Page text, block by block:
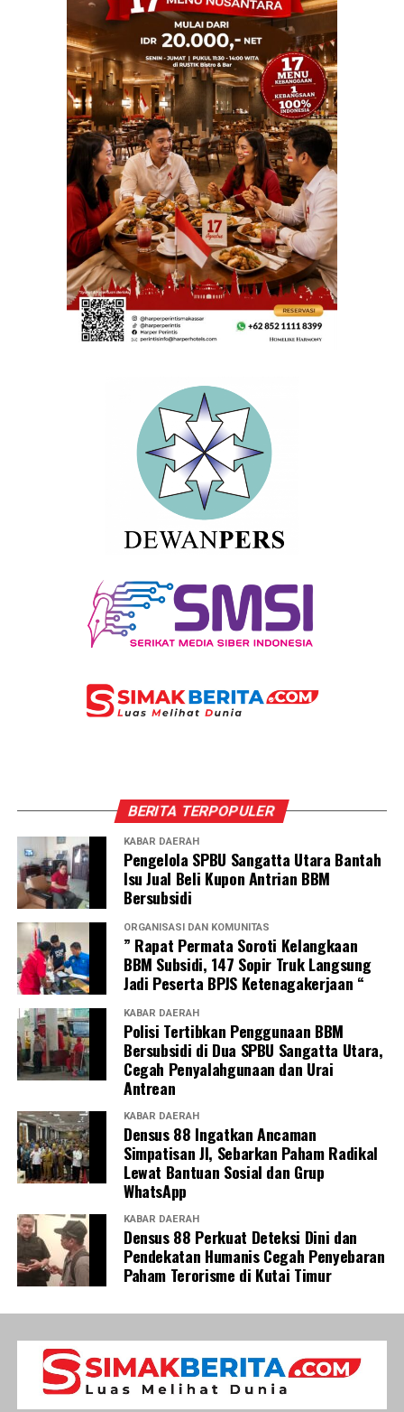
BERITA TERPOPULER
KABAR DAERAH
Pengelola SPBU Sangatta Utara Bantah
Isu Jual Beli Kupon Antrian BBM
Bersubsidi
ORGANISASI DAN KOMUNITAS
” Rapat Permata Soroti Kelangkaan
BBM Subsidi, 147 Sopir Truk Langsung
Jadi Peserta BPJS Ketenagakerjaan “
KABAR DAERAH
Polisi Tertibkan Penggunaan BBM
Bersubsidi di Dua SPBU Sangatta Utara,
Cegah Penyalahgunaan dan Urai
Antrean
KABAR DAERAH
Densus 88 Ingatkan Ancaman
Simpatisan JI, Sebarkan Paham Radikal
Lewat Bantuan Sosial dan Grup
WhatsApp
KABAR DAERAH
Densus 88 Perkuat Deteksi Dini dan
Pendekatan Humanis Cegah Penyebaran
Paham Terorisme di Kutai Timur